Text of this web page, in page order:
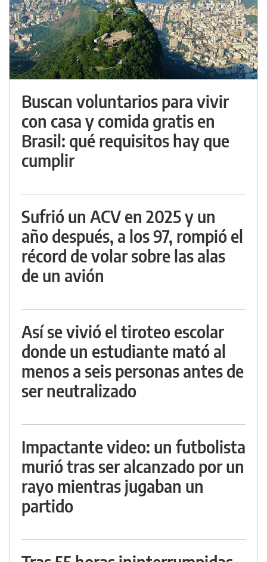
Buscan voluntarios para vivir
con casa y comida gratis en
Brasil: qué requisitos hay que
cumplir
Sufrió un ACV en 2025 y un
año después, a los 97, rompió el
récord de volar sobre las alas
de un avión
Así se vivió el tiroteo escolar
donde un estudiante mató al
menos a seis personas antes de
ser neutralizado
Impactante video: un futbolista
murió tras ser alcanzado por un
rayo mientras jugaban un
partido